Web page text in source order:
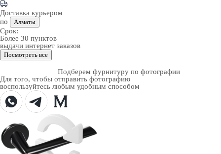
Доставка курьером
по
Алматы
Срок:
Более 30 пунктов
выдачи интернет заказов
Посмотреть все
Подберем фурнитуру по фотографии
Для того, чтобы отправить фотографию
воспользуйтесь любым удобным способом